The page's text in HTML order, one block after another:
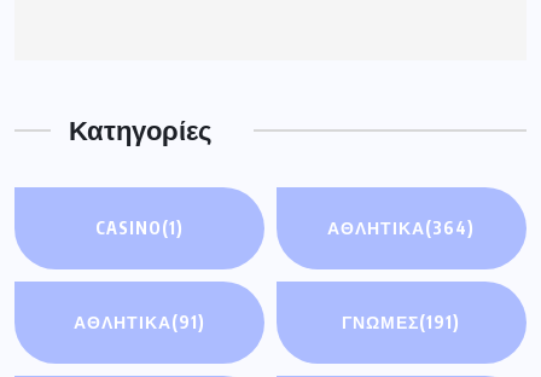
Κατηγορίες
CASINO(1) ΑΘΛΗΤΙΚΑ(364)
ΑΘΛΗΤΙΚΆ(91) ΓΝΩΜΕΣ(191)